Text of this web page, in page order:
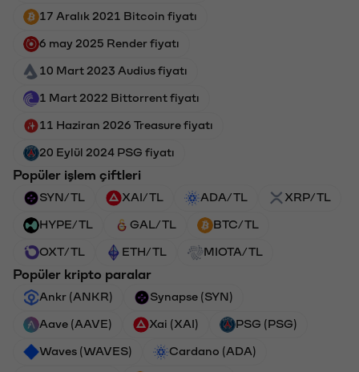
17 Aralık 2021 Bitcoin fiyatı
6 may 2025 Render fiyatı
10 Mart 2023 Audius fiyatı
1 Mart 2022 Bittorrent fiyatı
11 Haziran 2026 Treasure fiyatı
20 Eylül 2024 PSG fiyatı
Popüler işlem çiftleri
SYN/TL XAI/TL ADA/TL XRP/TL
HYPE/TL GAL/TL BTC/TL
OXT/TL ETH/TL MIOTA/TL
Popüler kripto paralar
Ankr (ANKR) Synapse (SYN)
Aave (AAVE) Xai (XAI) PSG (PSG)
Waves (WAVES) Cardano (ADA)